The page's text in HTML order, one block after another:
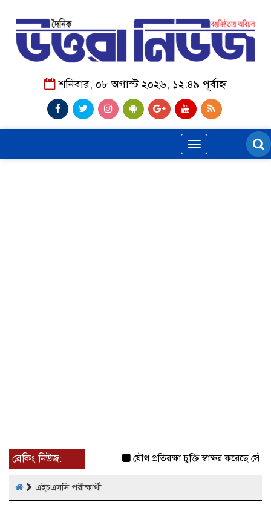
শনিবার, ০৮ অগাস্ট ২০২৬, ১২:৪৯ পূর্বাহ্ন
Toggle
navigation
ব্রেকিং নিউজ: যৌথ প্রতিরক্ষা চুক্তি স্বাক্ষর করেছে
এইচএসসি পরীক্ষার্থী